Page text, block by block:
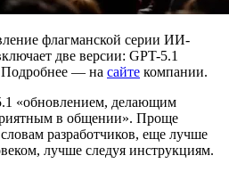
флагманской серии ИИ-
две версии: GPT-5.1
Подробнее — на сайте компании.
«обновлением, делающим
в общении». Проще
разработчиков, еще лучше
лучше следуя инструкциям.